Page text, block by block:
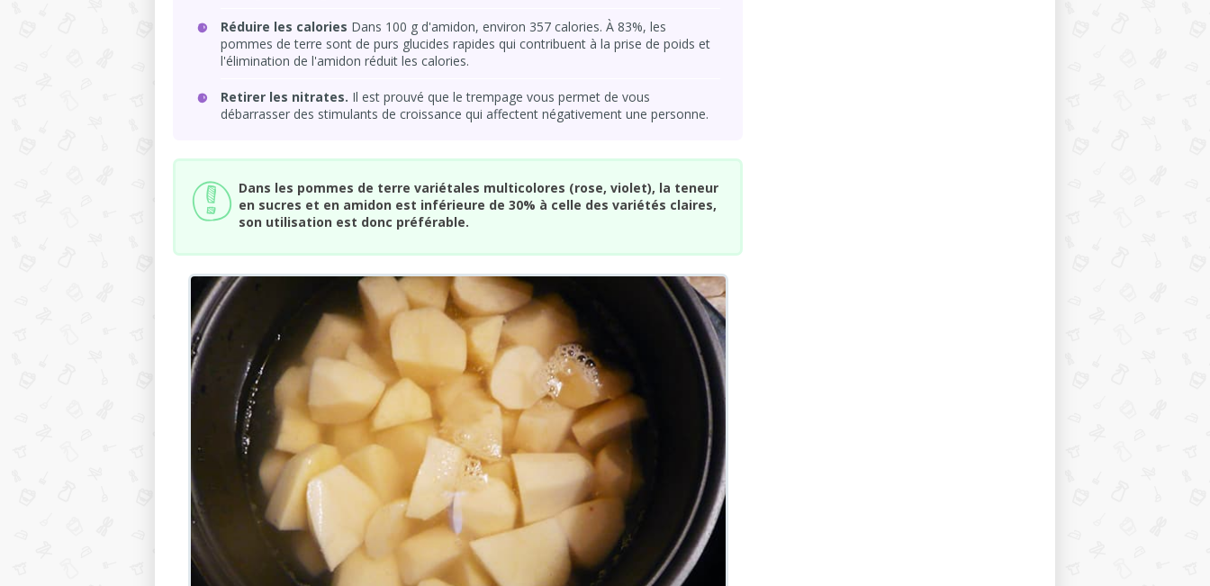
Réduire les calories Dans 100 g d'amidon, environ 357 calories. À 83%, les
pommes de terre sont de purs glucides rapides qui contribuent à la prise de poids et
l'élimination de l'amidon réduit les calories.
Retirer les nitrates. Il est prouvé que le trempage vous permet de vous
débarrasser des stimulants de croissance qui affectent négativement une personne.
Dans les pommes de terre variétales multicolores (rose, violet), la teneur
en sucres et en amidon est inférieure de 30% à celle des variétés claires,
son utilisation est donc préférable.